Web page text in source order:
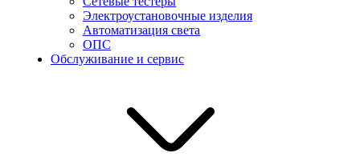
Электроустановочные изделия
Автоматизация света
ОПС
Обслуживание и сервис